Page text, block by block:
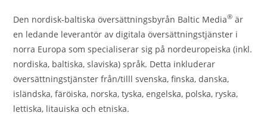
Den nordisk-baltiska översättningsbyrån Baltic Media® är
en ledande leverantör av digitala översättningstjänster i
norra Europa som specialiserar sig på nordeuropeiska (inkl.
nordiska, baltiska, slaviska) språk. Detta inkluderar
översättningstjänster från/tilll svenska, finska, danska,
isländska, färöiska, norska, tyska, engelska, polska, ryska,
lettiska, litauiska och etniska.